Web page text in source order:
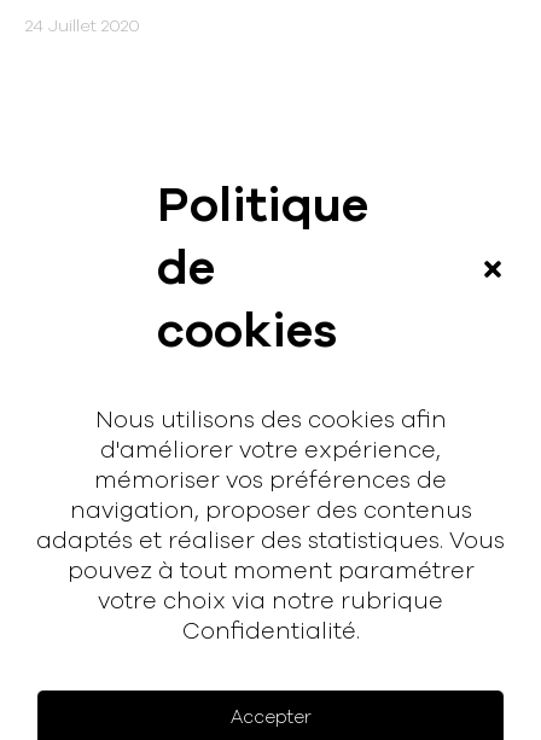
Politique
de
cookies
Nous utilisons des cookies afin
d'améliorer votre expérience,
mémoriser vos préférences de
navigation, proposer des contenus
adaptés et réaliser des statistiques. Vous
pouvez à tout moment paramétrer
votre choix via notre rubrique
Confidentialité.
Accepter
24 Juillet 2020
Interview
Contact
hello@rodmusic.fr
SubmitHub
Groover
À propos
Mentions légales